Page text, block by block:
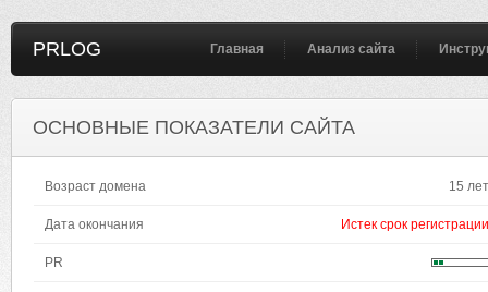
PRLOG Главная Анализ сайта
ОСНОВНЫЕ ПОКАЗАТЕЛИ САЙТА
Возраст домена 15 лет
Дата окончания Истек срок регистрации
PR